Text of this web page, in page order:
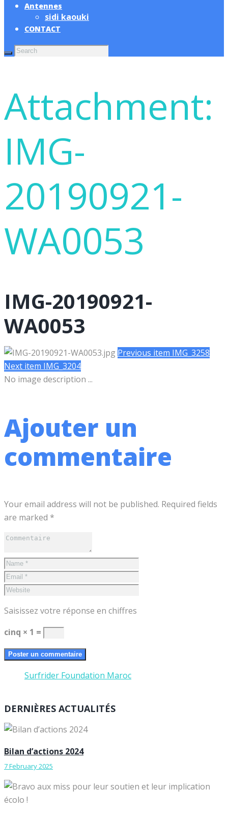
Antennes
sidi kaouki
CONTACT
Attachment:
IMG-
20190921-
WA0053
IMG-20190921-
WA0053
Previous item IMG_3258
Next item IMG_3204
No image description ...
Ajouter un
commentaire
Your email address will not be published. Required fields
are marked *
Saisissez votre réponse en chiffres
cinq × 1 =
Surfrider Foundation Maroc
DERNIÈRES ACTUALITÉS
Bilan d’actions 2024
7 February 2025